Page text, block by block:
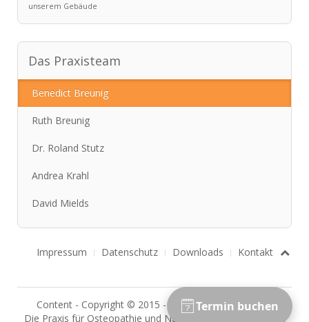
unserem Gebäude
Das Praxisteam
Benedict Breunig
Ruth Breunig
Dr. Roland Stutz
Andrea Krahl
David Mields
Impressum Datenschutz Downloads Kontakt
Content - Copyright © 2015 - 2025 Osteo Darmstadt
Die Praxis für Osteopathie und Naturmedizin in Darmstadt